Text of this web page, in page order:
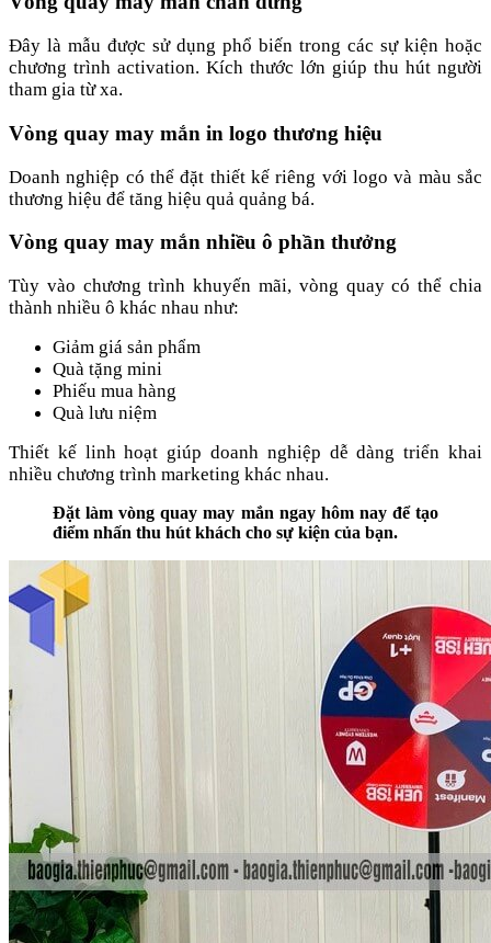
Đây là mẫu được sử dụng phổ biến trong các sự kiện hoặc
chương trình activation. Kích thước lớn giúp thu hút người
tham gia từ xa.
Vòng quay may mắn in logo thương hiệu
Doanh nghiệp có thể đặt thiết kế riêng với logo và màu sắc
thương hiệu để tăng hiệu quả quảng bá.
Vòng quay may mắn nhiều ô phần thưởng
Tùy vào chương trình khuyến mãi, vòng quay có thể chia
thành nhiều ô khác nhau như:
Giảm giá sản phẩm
Quà tặng mini
Phiếu mua hàng
Quà lưu niệm
Thiết kế linh hoạt giúp doanh nghiệp dễ dàng triển khai
nhiều chương trình marketing khác nhau.
Đặt làm vòng quay may mắn ngay hôm nay để tạo
điểm nhấn thu hút khách cho sự kiện của bạn.